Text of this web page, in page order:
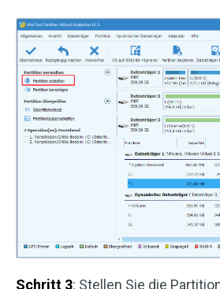
Schritt 3: Stellen Sie die